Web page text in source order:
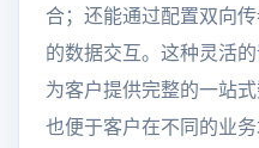
合；还能通过配置双向
的数据交互。这种灵活
为客户提供完整的一站
也便于客户在不同的业